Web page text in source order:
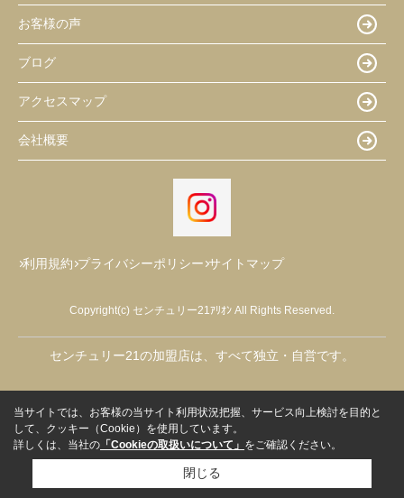
お客様の声
ブログ
アクセスマップ
会社概要
利用規約 プライバシーポリシー サイトマップ
Copyright(c) センチュリー21ｱﾘｵﾝ All Rights Reserved.
センチュリー21の加盟店は、すべて独立・自営です。
当サイトでは、お客様の当サイト利用状況把握、サービス向上検討を目的と
して、クッキー（Cookie）を使用しています。
詳しくは、当社の 「Cookieの取扱いについて」 をご確認ください。
閉じる